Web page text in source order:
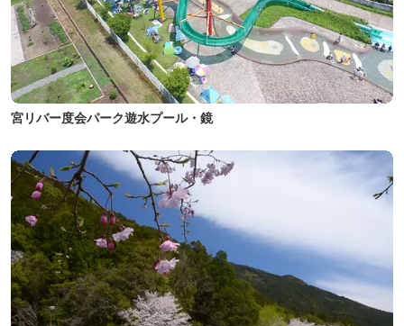
宮リバー度会パーク遊水プール・鏡